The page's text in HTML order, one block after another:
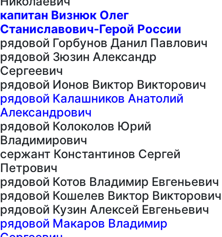
капитан Визнюк Олег
Станиславович-Герой России
рядовой Горбунов Данил Павлович
рядовой Зюзин Александр
Сергеевич
рядовой Ионов Виктор Викторович
рядовой Калашников Анатолий
Александрович
рядовой Колоколов Юрий
Владимирович
сержант Константинов Сергей
Петрович
рядовой Котов Владимир Евгеньевич
рядовой Кошелев Виктор Викторович
рядовой Кузин Алексей Евгеньевич
рядовой Макаров Владимир